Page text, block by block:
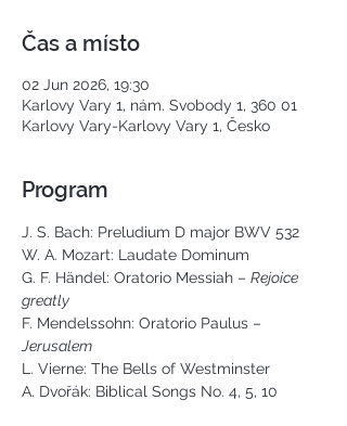
Čas a místo
02 Jun 2026, 19:30
Karlovy Vary 1, nám. Svobody 1, 360 01
Karlovy Vary-Karlovy Vary 1, Česko
Program
J. S. Bach: Preludium D major BWV 532
W. A. Mozart: Laudate Dominum
G. F. Händel: Oratorio Messiah – Rejoice
greatly
F. Mendelssohn: Oratorio Paulus –
Jerusalem
L. Vierne: The Bells of Westminster
A. Dvořák: Biblical Songs No. 4, 5, 10